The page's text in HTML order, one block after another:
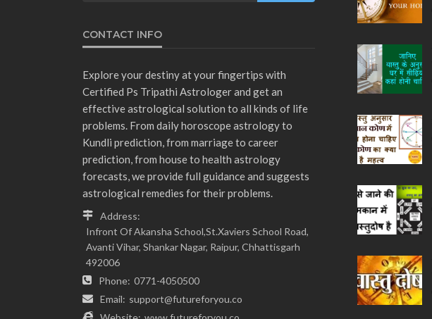
CONTACT INFO
Explore your destiny at your fingertips with
Certified Ps Tripathi Astrologer and get an
effective astrological solution to all kinds of life
problems. From daily horoscope astrology to
Kundli prediction, from marriage to career
prediction, from house to health astrology
forecasts, we provide full guidance and suggests
astrological remedies for their problems.
Address:
Infront Of Akansha School,St.Xaviers School Road,
Avanti Vihar, Shankar Nagar, Raipur, Chhattisgarh
492006
Phone: 0771-4050500
Email: support@futureforyou.co